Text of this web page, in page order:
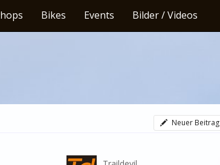
Bikes Events Bilder / Videos
Neuer Beitrag